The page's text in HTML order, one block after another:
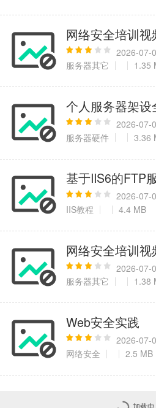
网络安全培训
2026-07-
服务器其它
1.35
个人服务器架
2026-07-
服务器硬件
3.36
基于IIS6的FTP
2026-07-
IIS教程
4.4 MB
网络安全培训
2026-07-
服务器其它
1.38
Web安全实践
2026-07-
网络安全
2.5 MB
加载中...